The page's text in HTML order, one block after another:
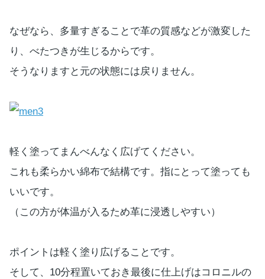
なぜなら、多量すぎることで革の質感などが激変した
り、べたつきが生じるからです。
そうなりますと元の状態には戻りません。
軽く塗ってまんべんなく広げてください。
これも柔らかい綿布で結構です。指にとって塗っても
いいです。
（この方が体温が入るため革に浸透しやすい）
ポイントは軽く塗り広げることです。
そして、10分程置いておき最後に仕上げはコロニルの